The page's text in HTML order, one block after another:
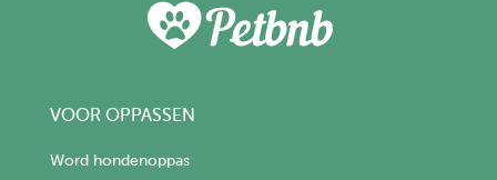
VOOR OPPASSEN
Word hondenoppas